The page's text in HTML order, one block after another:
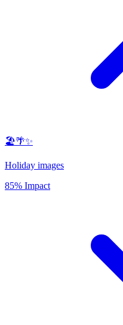
🏖️🌴✨
Holiday images
85% Impact